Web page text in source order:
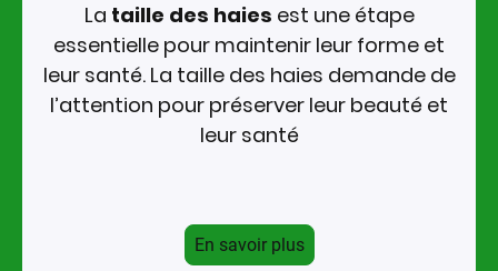
La taille des haies est une étape
essentielle pour maintenir leur forme et
leur santé. La taille des haies demande de
l’attention pour préserver leur beauté et
leur santé
En savoir plus